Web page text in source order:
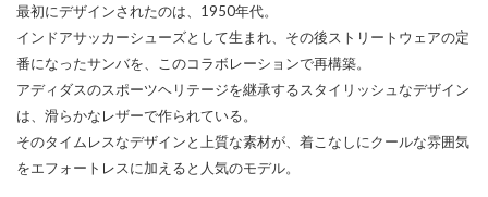
最初にデザインされたのは、1950年代。
インドアサッカーシューズとして生まれ、その後ストリートウェアの定
番になったサンバを、このコラボレーションで再構築。
アディダスのスポーツヘリテージを継承するスタイリッシュなデザイン
は、滑らかなレザーで作られている。
そのタイムレスなデザインと上質な素材が、着こなしにクールな雰囲気
をエフォートレスに加えると人気のモデル。